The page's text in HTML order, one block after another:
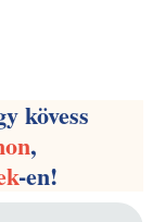
kövess
,
-en!